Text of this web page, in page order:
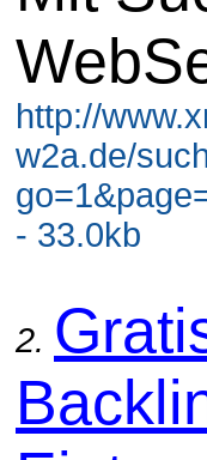
http://
w2a.de/
- 33.0kb
2.